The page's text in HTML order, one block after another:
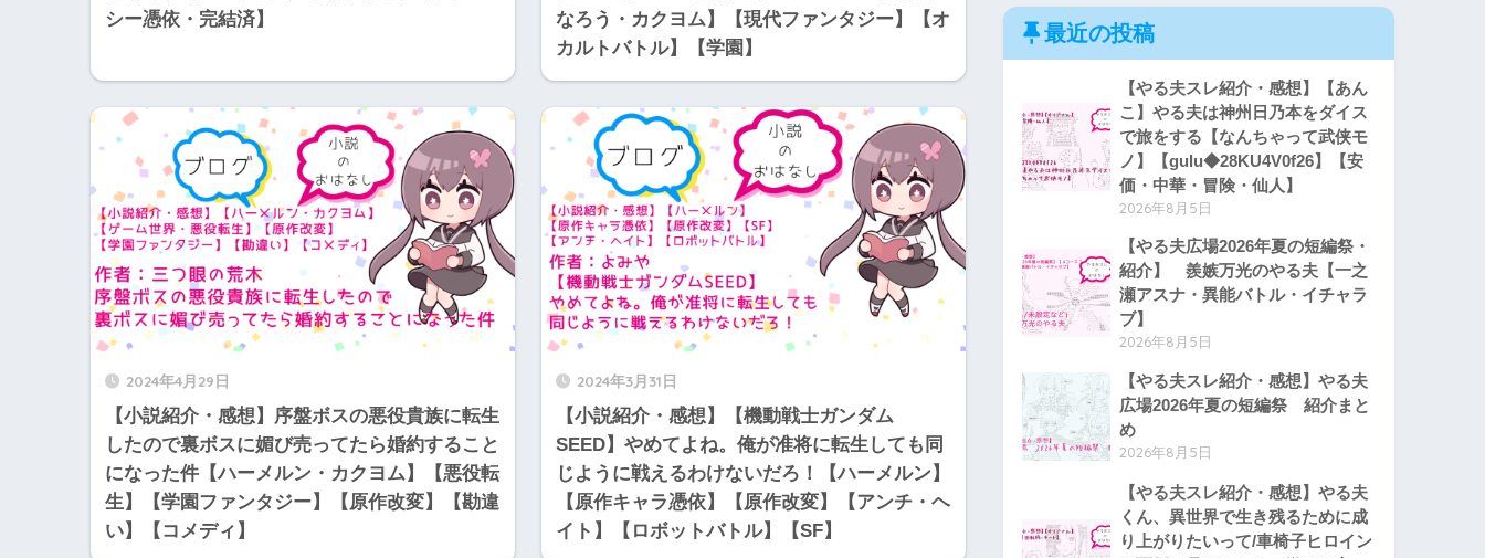
シー憑依・完結済】
なろう・カクヨム】【現代ファンタジー】【オ
カルトバトル】【学園】
2024年4月29日
【小説紹介・感想】序盤ボスの悪役貴族に転生
したので裏ボスに媚び売ってたら婚約すること
になった件【ハーメルン・カクヨム】【悪役転
生】【学園ファンタジー】【原作改変】【勘違
い】【コメディ】
2024年3月31日
【小説紹介・感想】【機動戦士ガンダム
SEED】やめてよね。俺が准将に転生しても同
じように戦えるわけないだろ！【ハーメルン】
【原作キャラ憑依】【原作改変】【アンチ・ヘ
イト】【ロボットバトル】【SF】
最近の投稿
【やる夫スレ紹介・感想】【あん
こ】やる夫は神州日乃本をダイス
で旅をする【なんちゃって武侠モ
ノ】【gulu◆28KU4V0f26】【安
価・中華・冒険・仙人】
2026年8月5日
【やる夫広場2026年夏の短編祭・
紹介】 羨嫉万光のやる夫【一之
瀬アスナ・異能バトル・イチャラ
ブ】
2026年8月5日
【やる夫スレ紹介・感想】やる夫
広場2026年夏の短編祭 紹介まと
め
2026年8月5日
【やる夫スレ紹介・感想】やる夫
くん、異世界で生き残るために成
り上がりたいって/車椅子ヒロイン